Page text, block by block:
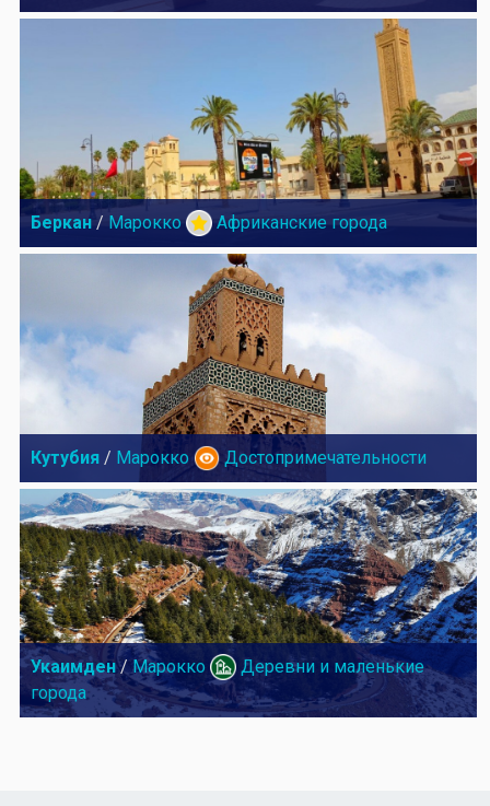
Беркан / Марокко Африканские города
Кутубия / Марокко Достопримечательности
Укаимден/ Марокко
Деревни и маленькие
города